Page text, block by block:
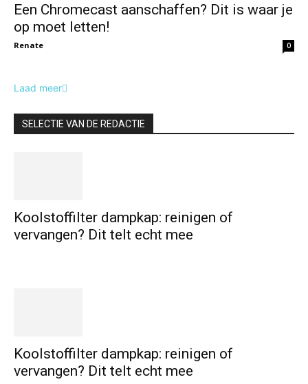
Een Chromecast aanschaffen? Dit is waar je
op moet letten!
Renate 0
Laad meer
SELECTIE VAN DE REDACTIE
Koolstoffilter dampkap: reinigen of
vervangen? Dit telt echt mee
Koolstoffilter dampkap: reinigen of
vervangen? Dit telt echt mee